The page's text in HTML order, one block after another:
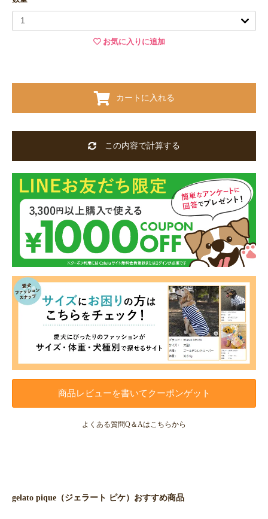
お気に入りに追加
カートに入れる
この内容で計算する
商品レビューを書いてクーポンゲット
よくある質問Q＆Aはこちらから
gelato pique（ジェラート ピケ）おすすめ商品